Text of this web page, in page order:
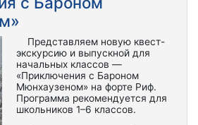
Представляем новую квест-
экскурсию и выпускной для
начальных классов —
«Приключения с Бароном
Мюнхаузеном» на форте Риф.
Программа рекомендуется для
школьников 1–6 классов.